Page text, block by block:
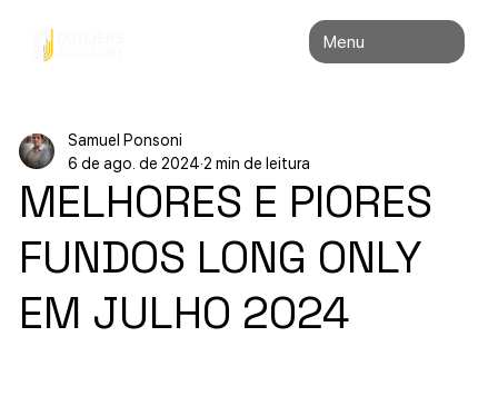
Menu
MELHORES E PIORES
FUNDOS LONG ONLY
EM JULHO 2024
Samuel Ponsoni
6 de ago. de 2024 2 min de leitura